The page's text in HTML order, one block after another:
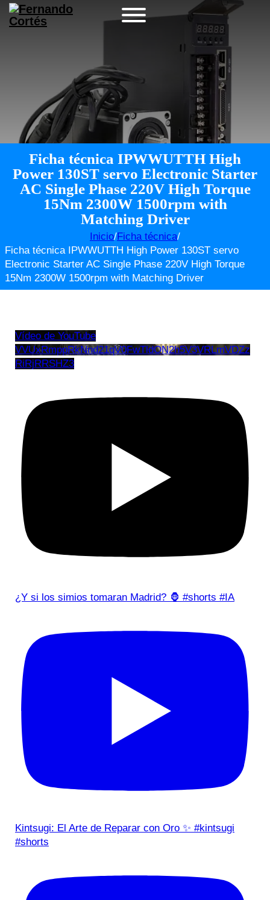
Ficha técnica IPWWUTTH High
Power 130ST servo Electronic Starter
AC Single Phase 220V High Torque
15Nm 2300W 1500rpm with
Matching Driver
Inicio/Ficha técnica/
Ficha técnica IPWWUTTH High Power 130ST servo
Electronic Starter AC Single Phase 220V High Torque
15Nm 2300W 1500rpm with Matching Driver
Vídeo de YouTube
VVUxRmppRkNnd21qV0FwTldON2h5V3VRLmVDZz
RiRjRRSHZ3
¿Y si los simios tomaran Madrid? 🦍 #shorts #IA
Kintsugi: El Arte de Reparar con Oro ✨ #kintsugi
#shorts